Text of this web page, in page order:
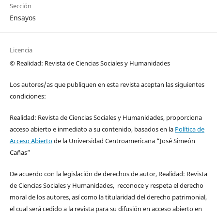
Sección
Ensayos
Licencia
© Realidad: Revista de Ciencias Sociales y Humanidades
Los autores/as que publiquen en esta revista aceptan las siguientes
condiciones:
Realidad: Revista de Ciencias Sociales y Humanidades, proporciona
acceso abierto e inmediato a su contenido, basados en la Política de
Acceso Abiertode la Universidad Centroamericana “José Simeón
Cañas”
De acuerdo con la legislación de derechos de autor, Realidad: Revista
de Ciencias Sociales y Humanidades, reconoce y respeta el derecho
moral de los autores, así como la titularidad del derecho patrimonial,
el cual será cedido a la revista para su difusión en acceso abierto en